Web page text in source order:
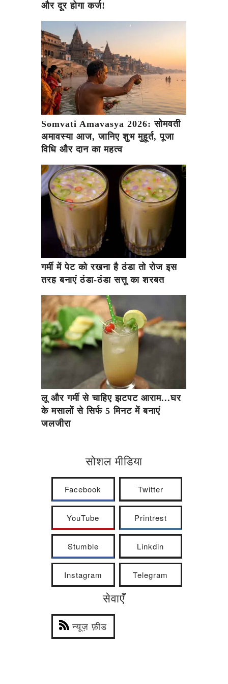
और दूर होगा कर्ज!
Somvati Amavasya 2026: सोमवती
अमावस्या आज, जानिए शुभ मुहूर्त, पूजा
विधि और दान का महत्व
गर्मी में पेट को रखना है ठंडा तो रोज इस
तरह बनाएं ठंडा-ठंडा सत्तू का शरबत
लू और गर्मी से चाहिए झटपट आराम...घर
के मसालों से सिर्फ 5 मिनट में बनाएं
जलजीरा
सोशल मीडिया
Facebook Twitter
YouTube Printrest
Stumble Linkdin
Instagram Telegram
सेवाएँ
न्यूज़ फ़ीड